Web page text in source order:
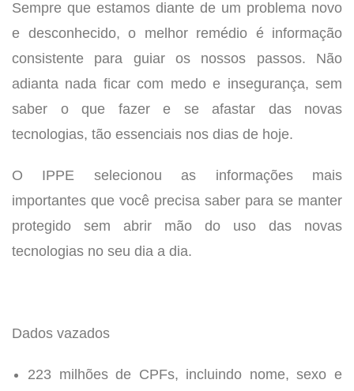
Sempre que estamos diante de um problema novo
e desconhecido, o melhor remédio é informação
consistente para guiar os nossos passos. Não
adianta nada ficar com medo e insegurança, sem
saber o que fazer e se afastar das novas
tecnologias, tão essenciais nos dias de hoje.
O IPPE selecionou as informações mais
importantes que você precisa saber para se manter
protegido sem abrir mão do uso das novas
tecnologias no seu dia a dia.
Dados vazados
223 milhões de CPFs, incluindo nome, sexo e